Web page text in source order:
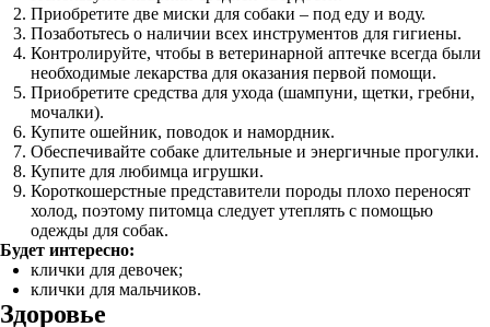
Приобретите две миски для собаки – под еду и воду.
Позаботьтесь о наличии всех инструментов для гигиены.
Контролируйте, чтобы в ветеринарной аптечке всегда были
необходимые лекарства для оказания первой помощи.
Приобретите средства для ухода (шампуни, щетки, гребни,
мочалки).
Купите ошейник, поводок и намордник.
Обеспечивайте собаке длительные и энергичные прогулки.
Купите для любимца игрушки.
Короткошерстные представители породы плохо переносят
холод, поэтому питомца следует утеплять с помощью
одежды для собак.
Будет интересно:
клички для девочек;
клички для мальчиков.
Здоровье